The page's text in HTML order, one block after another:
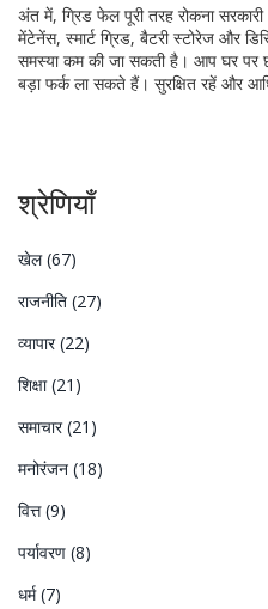
अंत में, ग्रिड फेल पूरी तरह रोकना
मेंटेनेंस, स्मार्ट ग्रिड, बैटरी स्टोरेज और
समस्या कम की जा सकती है। आप घर पर
बड़ा फर्क ला सकते हैं। सुरक्षित रहें और
श्रेणियाँ
खेल(67)
राजनीति (27)
व्यापार(22)
शिक्षा(21)
समाचार(21)
मनोरंजन (18)
वित्त(9)
पर्यावरण (8)
धर्म(7)